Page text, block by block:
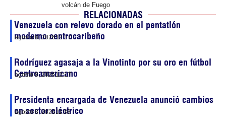
volcán de Fuego
RELACIONADAS
Venezuela con relevo dorado en el pentatlón
moderno centrocaribeño
agosto 8, 202612:17
Rodríguez agasaja a la Vinotinto por su oro en fútbol
Centroamericano
agosto 8, 202612:17
Presidenta encargada de Venezuela anunció cambios
en sector eléctrico
agosto 8, 202611:38